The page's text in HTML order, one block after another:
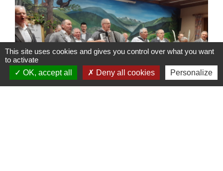
This site uses cookies and gives you control over what you want
to activate
OK, accept all
Deny all cookies Personalize